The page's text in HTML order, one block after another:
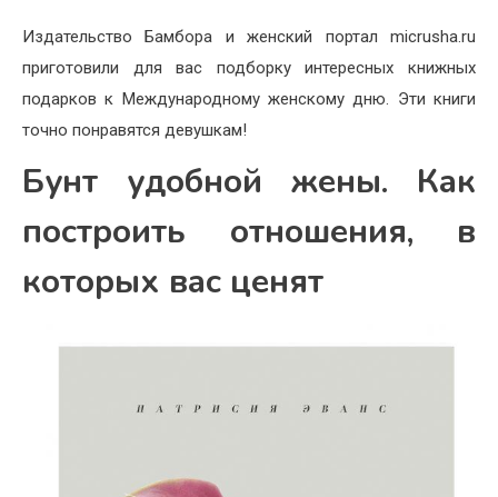
Хобби
Красота
Недвижимость
Издательство Бамбора и женский портал micrusha.ru
приготовили для вас подборку интересных книжных
подарков к Международному женскому дню. Эти книги
точно понравятся девушкам!
Бунт удобной жены. Как
построить отношения, в
которых вас ценят